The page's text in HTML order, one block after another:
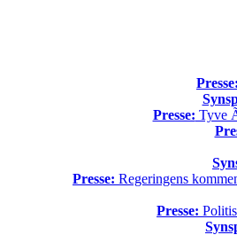
Presse:
Presse: Tyve
Presse: Regeringens
Presse: